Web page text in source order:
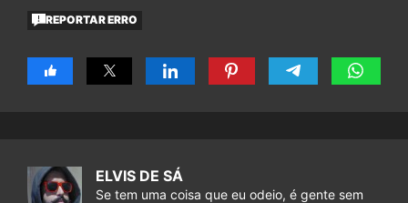
REPORTAR ERRO
ELVIS DE SÁ
Se tem uma coisa que eu odeio, é gente sem